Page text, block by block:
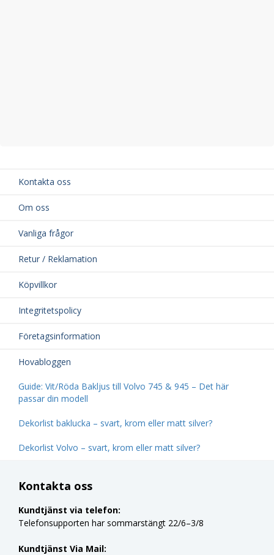
Kontakta oss
Om oss
Vanliga frågor
Retur / Reklamation
Köpvillkor
Integritetspolicy
Företagsinformation
Hovabloggen
Guide: Vit/Röda Bakljus till Volvo 745 & 945 – Det här
passar din modell
Dekorlist baklucka – svart, krom eller matt silver?
Dekorlist Volvo – svart, krom eller matt silver?
Kontakta oss
Kundtjänst via telefon:
Telefonsupporten har sommarstängt 22/6–3/8
Kundtjänst Via Mail: